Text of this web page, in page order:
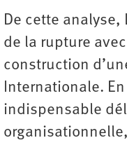
De cette
de la rupture
construction
Internationale.
indispensable